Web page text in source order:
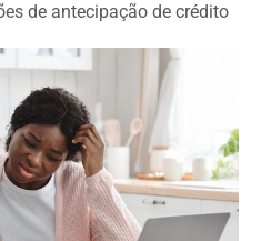
de antecipação de crédito